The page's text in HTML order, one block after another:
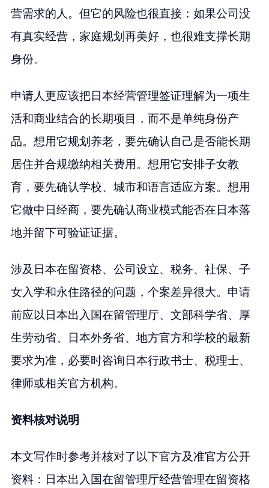
营需求的人。但它的风险也很直接：如果公司没
有真实经营，家庭规划再美好，也很难支撑长期
身份。
申请人更应该把日本经营管理签证理解为一项生
活和商业结合的长期项目，而不是单纯身份产
品。想用它规划养老，要先确认自己是否能长期
居住并合规缴纳相关费用。想用它安排子女教
育，要先确认学校、城市和语言适应方案。想用
它做中日经商，要先确认商业模式能否在日本落
地并留下可验证证据。
涉及日本在留资格、公司设立、税务、社保、子
女入学和永住路径的问题，个案差异很大。申请
前应以日本出入国在留管理厅、文部科学省、厚
生劳动省、日本外务省、地方官方和学校的最新
要求为准，必要时咨询日本行政书士、税理士、
律师或相关官方机构。
资料核对说明
本文写作时参考并核对了以下官方及准官方公开
资料：日本出入国在留管理厅经营管理在留资格